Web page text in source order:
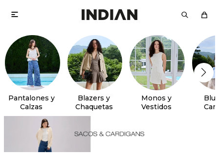

Pantalones y
Calzas
Blazers y
Chaquetas
Monos y
Vestidos